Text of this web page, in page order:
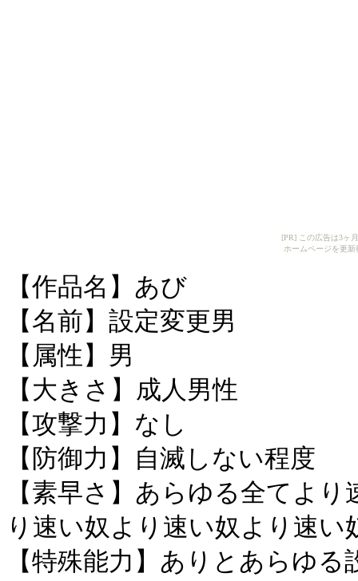
[PR] この広告は3ヶ
ホームページを更
【作品名】あび
【名前】設定変更男
【属性】男
【大きさ】成人男性
【攻撃力】なし
【防御力】自滅しない程度
【素早さ】あらゆる全てよ
り速い奴より速い奴より速
【特殊能力】ありとあらゆ